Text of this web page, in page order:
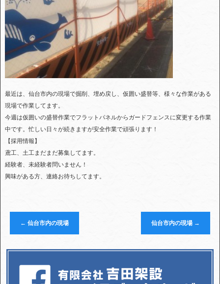
最近は、仙台市内の現場で掘削、埋め戻し、仮囲い盛替等、様々な作業がある
現場で作業してます。
今週は仮囲いの盛替作業でフラットパネルからガードフェンスに変更する作業
中です。忙しい日々が続きますが安全作業で頑張ります！
【採用情報】
鳶工、土工まだまだ募集してます。
経験者、未経験者問いません！
興味がある方、連絡お待ちしてます。
← 仙台市内の現場 仙台市内の現場 →